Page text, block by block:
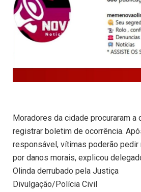
Moradores da cidade procuraram a
registrar boletim de ocorrência.
responsável, vítimas poderão pedir
por danos morais, explicou
Olinda derrubado pela Justiça
Divulgação/Polícia Civil